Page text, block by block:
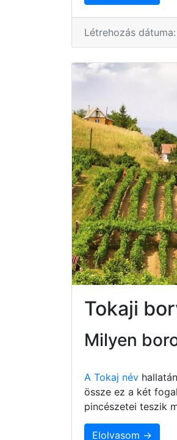
Létrehozás
Tokaji
Milyen
A Tokaj név
össze ez a két
pincészetei teszik
Elolvasom →